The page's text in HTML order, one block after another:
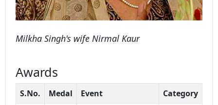
Milkha Singh's wife Nirmal Kaur
Awards
S.No. Medal Event
Category